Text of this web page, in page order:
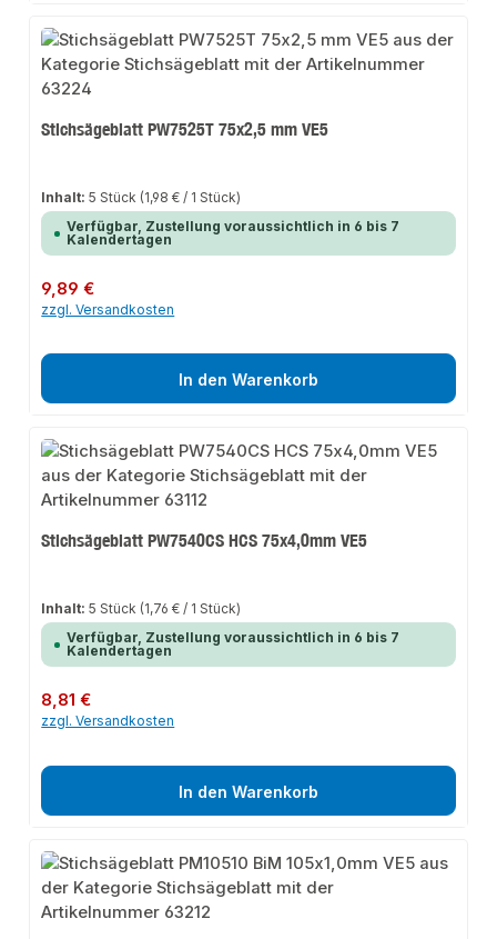
Stichsägeblatt PW7525T 75x2,5 mm VE5
Inhalt:5 Stück (1,98 € / 1 Stück)
Verfügbar, Zustellung voraussichtlich in 6 bis 7
Kalendertagen
Regulärer Preis:
9,89 €
zzgl. Versandkosten
In den Warenkorb
Stichsägeblatt PW7540CS HCS 75x4,0mm VE5
Inhalt:5 Stück (1,76 € / 1 Stück)
Verfügbar, Zustellung voraussichtlich in 6 bis 7
Kalendertagen
Regulärer Preis:
8,81 €
zzgl. Versandkosten
In den Warenkorb